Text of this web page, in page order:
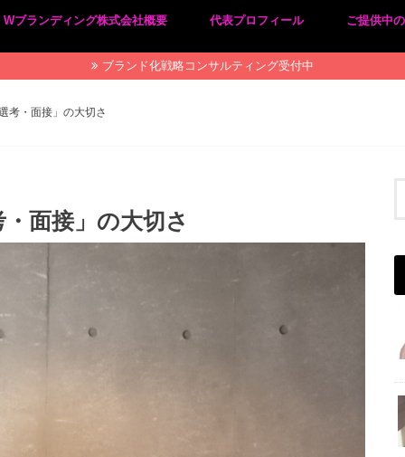
Wブランディング株式会社概要
ライバシーポリシー
定商取引法に基づく表記
代表プロフィール ご提供中
ブランド化戦略コンサルティング受付中
考・面接」の大切さ
面接」の大切さ